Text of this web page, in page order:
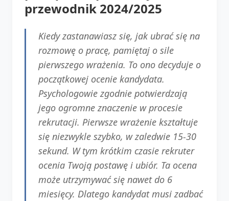
przewodnik 2024/2025
Kiedy zastanawiasz się, jak ubrać się na
rozmowę o pracę, pamiętaj o sile
pierwszego wrażenia. To ono decyduje o
początkowej ocenie kandydata.
Psychologowie zgodnie potwierdzają
jego ogromne znaczenie w procesie
rekrutacji. Pierwsze wrażenie kształtuje
się niezwykle szybko, w zaledwie 15-30
sekund. W tym krótkim czasie rekruter
ocenia Twoją postawę i ubiór. Ta ocena
może utrzymywać się nawet do 6
miesięcy. Dlatego kandydat musi zadbać